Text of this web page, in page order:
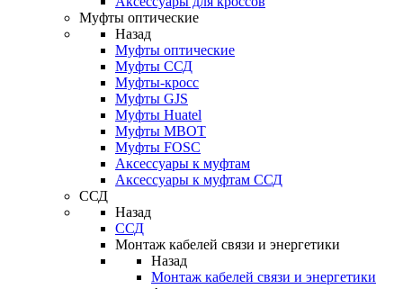
Муфты оптические
Назад
Муфты оптические
Муфты ССД
Муфты-кросс
Муфты GJS
Муфты Huatel
Муфты МВОТ
Муфты FOSC
Аксессуары к муфтам
Аксессуары к муфтам ССД
ССД
Назад
ССД
Монтаж кабелей связи и энергетики
Назад
Монтаж кабелей связи и энергетики